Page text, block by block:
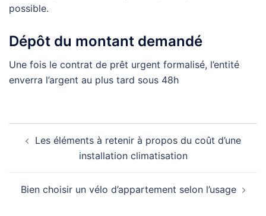
possible.
Dépôt du montant demandé
Une fois le contrat de prêt urgent formalisé, l’entité
enverra l’argent au plus tard sous 48h
d’article
Les éléments à retenir à propos du coût d’une
installation climatisation
Bien choisir un vélo d’appartement selon l’usage